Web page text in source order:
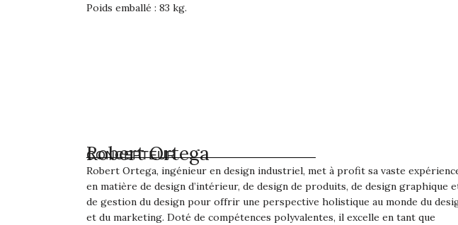
Poids emballé : 83 kg.
Robert Ortega
CONCEPTEUR
Robert Ortega, ingénieur en design industriel, met à profit sa vaste
en matière de design d’intérieur, de design de produits, de design graphique
de gestion du design pour offrir une perspective holistique au monde du
et du marketing. Doté de compétences polyvalentes, il excelle en tant que